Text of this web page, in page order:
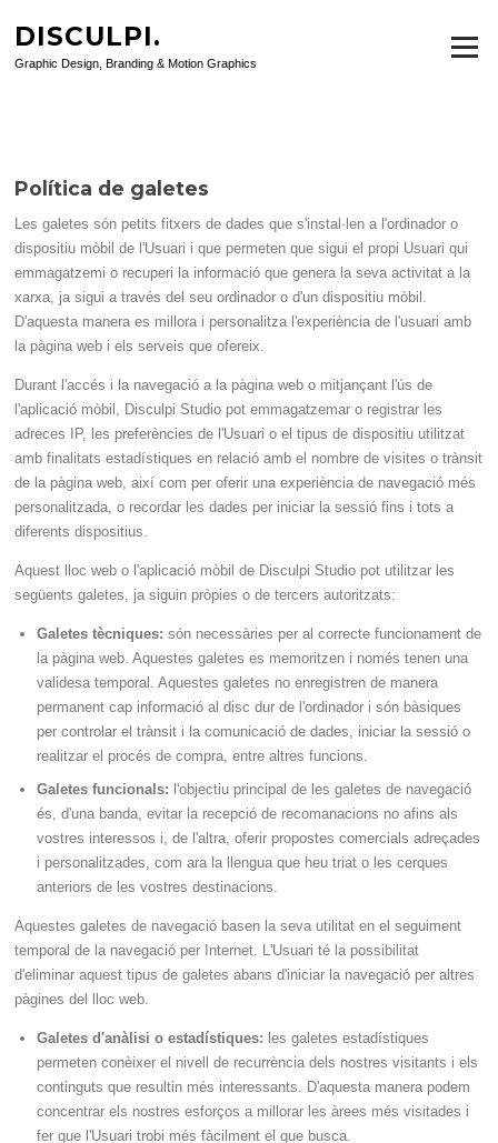
contenido
DISCULPI.
Graphic Design, Branding & Motion Graphics
Menú
POLÍTICA DE GALETES
Política de galetes
Les galetes són petits fitxers de dades que s'instal·len a l'ordinador o
dispositiu mòbil de l'Usuari i que permeten que sigui el propi Usuari qui
emmagatzemi o recuperi la informació que genera la seva activitat a la
xarxa, ja sigui a través del seu ordinador o d'un dispositiu mòbil.
D'aquesta manera es millora i personalitza l'experiència de l'usuari amb
la pàgina web i els serveis que ofereix.
Durant l'accés i la navegació a la pàgina web o mitjançant l'ús de
l'aplicació mòbil, Disculpi Studio pot emmagatzemar o registrar les
adreces IP, les preferències de l'Usuari o el tipus de dispositiu utilitzat
amb finalitats estadístiques en relació amb el nombre de visites o trànsit
de la pàgina web, així com per oferir una experiència de navegació més
personalitzada, o recordar les dades per iniciar la sessió fins i tots a
diferents dispositius.
Aquest lloc web o l'aplicació mòbil de Disculpi Studio pot utilitzar les
següents galetes, ja siguin pròpies o de tercers autoritzats:
Galetes tècniques: són necessàries per al correcte funcionament de
la pàgina web. Aquestes galetes es memoritzen i només tenen una
validesa temporal. Aquestes galetes no enregistren de manera
permanent cap informació al disc dur de l'ordinador i són bàsiques
per controlar el trànsit i la comunicació de dades, iniciar la sessió o
realitzar el procés de compra, entre altres funcions.
Galetes funcionals: l'objectiu principal de les galetes de navegació
és, d'una banda, evitar la recepció de recomanacions no afins als
vostres interessos i, de l'altra, oferir propostes comercials adreçades
i personalitzades, com ara la llengua que heu triat o les cerques
anteriors de les vostres destinacions.
Aquestes galetes de navegació basen la seva utilitat en el seguiment
temporal de la navegació per Internet. L'Usuari té la possibilitat
d'eliminar aquest tipus de galetes abans d'iniciar la navegació per altres
pàgines del lloc web.
Galetes d'anàlisi o estadístiques: les galetes estadístiques
permeten conèixer el nivell de recurrència dels nostres visitants i els
continguts que resultin més interessants. D'aquesta manera podem
concentrar els nostres esforços a millorar les àrees més visitades i
fer que l'Usuari trobi més fàcilment el que busca.